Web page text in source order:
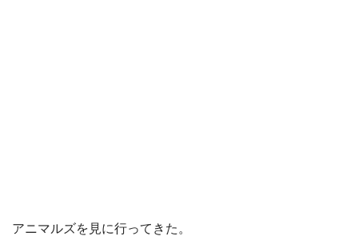
アニマルズを見に行ってきた。